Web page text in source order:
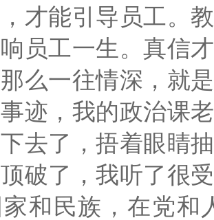
才能引导员工。
员工一生。真信
么一往情深，就
迹，我的政治课
去了，捂着眼睛
破了，我听了很
和民族，在党和